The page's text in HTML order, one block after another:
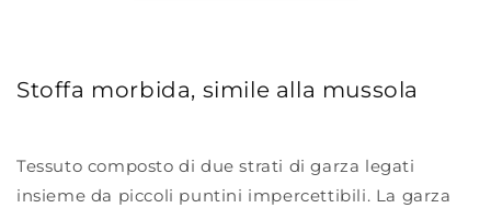
Stoffa morbida, simile alla mussola
Tessuto composto di due strati di garza legati
insieme da piccoli puntini impercettibili. La garza